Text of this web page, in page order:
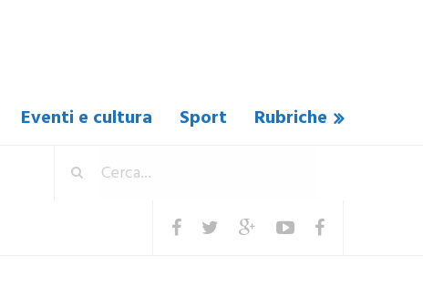
Eventi e cultura Sport Rubriche